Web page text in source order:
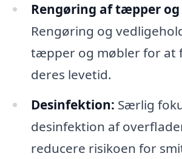
Rengøring af tæpper
Rengøring og
tæpper og møbler for at
deres levetid.
Desinfektion: Særlig
desinfektion af
reducere risikoen for